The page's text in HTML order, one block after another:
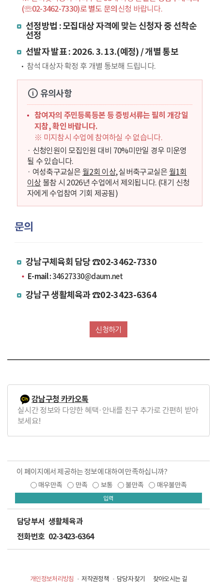
(☏02-3462-7330)로 별도 문의 신청 바랍니다.
선정방법 : 모집대상 자격에 맞는 신청자 중 선착순
선정
선발자 발표 : 2026. 3. 13.(예정) / 개별 통보
참석 대상자 확정 후 개별 통보해 드립니다.
유의사항
참여자의 주민등록등본 등 증빙서류는 필히 개강일
지참, 확인 바랍니다.
※ 미지참시 수업에 참여하실 수 없습니다.
· 신청인원이 모집인원 대비 70%미만일 경우 미운영
될 수 있습니다.
· 여성축구교실은 월2회 이상, 실버축구교실은 월1회
이상불참 시 2026년 수업에서 제외됩니다. (대기 신청
자에게 수업참여 기회 제공됨)
문의
강남구체육회 담당☎02-3462-7330
E-mail :34627330@daum.net
강남구 생활체육과☎02-3423-6364
신청하기
강남구청 카카오톡
실시간 정보와 다양한 혜택·안내를 친구 추가로 간편히 받아
보세요!
이 페이지에서 제공하는 정보에 대하여 만족하십니까?
매우만족 만족 보통 불만족 매우불만족
입력
담당부서 생활체육과
전화번호 02-3423-6364
개인정보처리방침 저작권정책 담당자 찾기 찾아오시는 길